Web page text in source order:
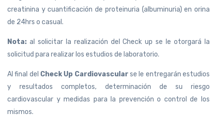
creatinina y cuantificación de proteinuria (albuminuria) en orina
de 24hrs o casual.
Nota: al solicitar la realización del Check up se le otorgará la
solicitud para realizar los estudios de laboratorio.
Al final del Check Up Cardiovascularse le entregarán estudios
y resultados completos, determinación de su riesgo
cardiovascular y medidas para la prevención o control de los
mismos.